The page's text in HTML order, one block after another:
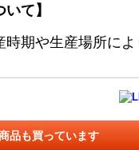
て】
期や生産場所に
品も買っています